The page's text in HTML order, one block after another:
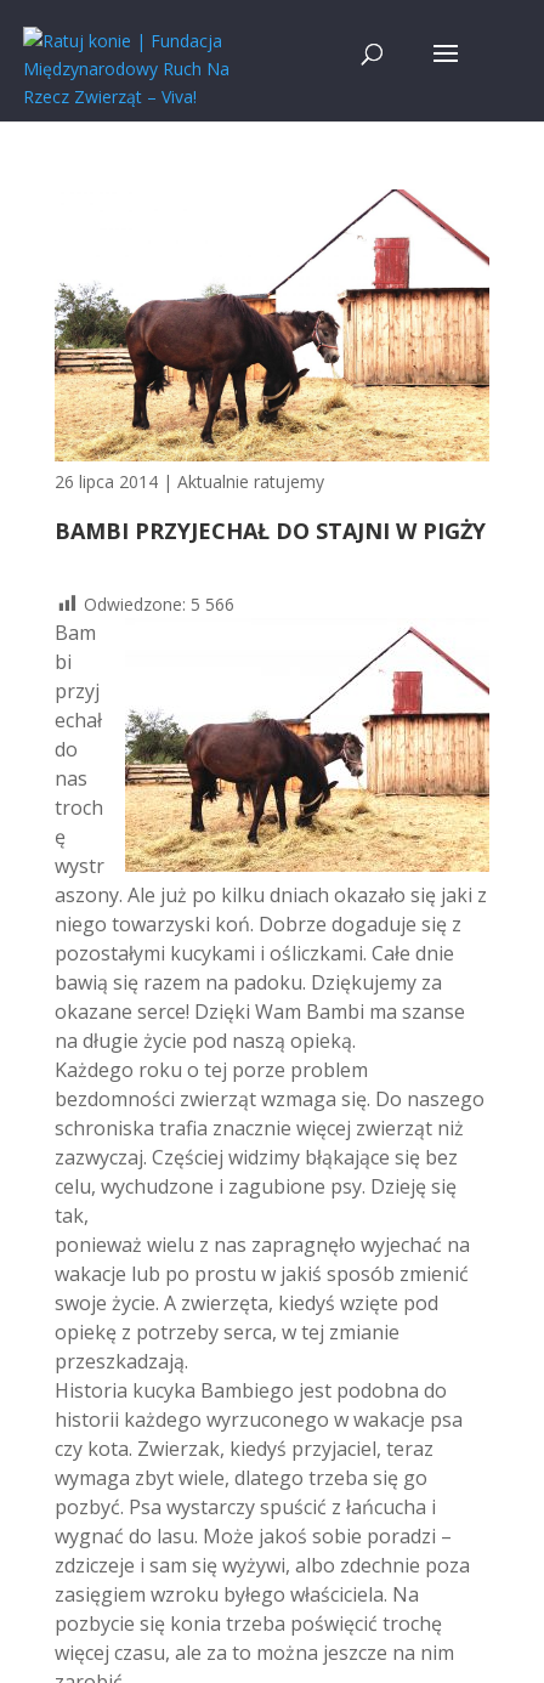
26 lipca 2014| Aktualnie ratujemy
BAMBI PRZYJECHAŁ DO STAJNI W PIGŻY
Odwiedzone: 5 566
Bam
bi
przyj
echał
do
nas
troch
ę
wystr
aszony. Ale już po kilku dniach okazało się jaki z
niego towarzyski koń. Dobrze dogaduje się z
pozostałymi kucykami i ośliczkami. Całe dnie
bawią się razem na padoku. Dziękujemy za
okazane serce! Dzięki Wam Bambi ma szanse
na długie życie pod naszą opieką.
Każdego roku o tej porze problem
bezdomności zwierząt wzmaga się. Do naszego
schroniska trafia znacznie więcej zwierząt niż
zazwyczaj. Częściej widzimy błąkające się bez
celu, wychudzone i zagubione psy. Dzieję się
tak,
ponieważ wielu z nas zapragnęło wyjechać na
wakacje lub po prostu w jakiś sposób zmienić
swoje życie. A zwierzęta, kiedyś wzięte pod
opiekę z potrzeby serca, w tej zmianie
przeszkadzają.
Historia kucyka Bambiego jest podobna do
historii każdego wyrzuconego w wakacje psa
czy kota. Zwierzak, kiedyś przyjaciel, teraz
wymaga zbyt wiele, dlatego trzeba się go
pozbyć. Psa wystarczy spuścić z łańcucha i
wygnać do lasu. Może jakoś sobie poradzi –
zdziczeje i sam się wyżywi, albo zdechnie poza
zasięgiem wzroku byłego właściciela. Na
pozbycie się konia trzeba poświęcić trochę
więcej czasu, ale za to można jeszcze na nim